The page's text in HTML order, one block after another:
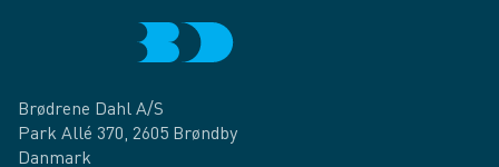
Brødrene Dahl A/S
Park Allé 370, 2605 Brøndby
Danmark